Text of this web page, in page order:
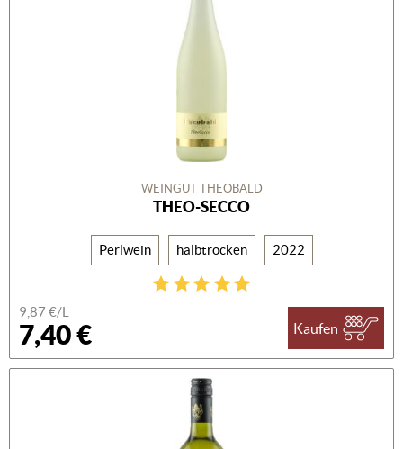
WEINGUT THEOBALD
THEO-SECCO
Perlwein halbtrocken 2022
9,87 €/L
7,40 € Kaufen